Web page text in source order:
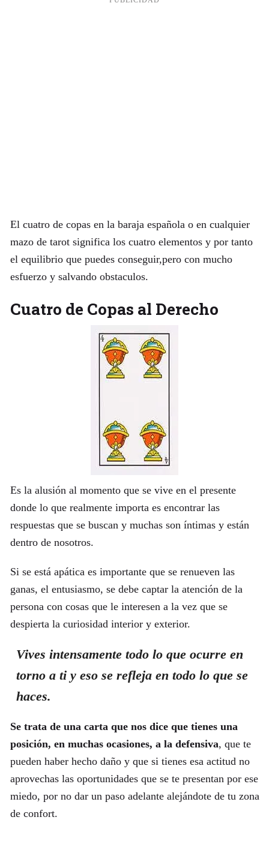
El cuatro de copas en la baraja española o en cualquier
mazo de tarot significa los cuatro elementos y por tanto
el equilibrio que puedes conseguir,pero con mucho
esfuerzo y salvando obstaculos.
Cuatro de Copas al Derecho
Es la alusión al momento que se vive en el presente
donde lo que realmente importa es encontrar las
respuestas que se buscan y muchas son íntimas y están
dentro de nosotros.
Si se está apática es importante que se renueven las
ganas, el entusiasmo, se debe captar la atención de la
persona con cosas que le interesen a la vez que se
despierta la curiosidad interior y exterior.
Vives intensamente todo lo que ocurre en
torno a ti y eso se refleja en todo lo que se
haces.
Se trata de una carta que nos dice que tienes una
posición, en muchas ocasiones, a la defensiva, que te
pueden haber hecho daño y que si tienes esa actitud no
aprovechas las oportunidades que se te presentan por ese
miedo, por no dar un paso adelante alejándote de tu zona
de confort.